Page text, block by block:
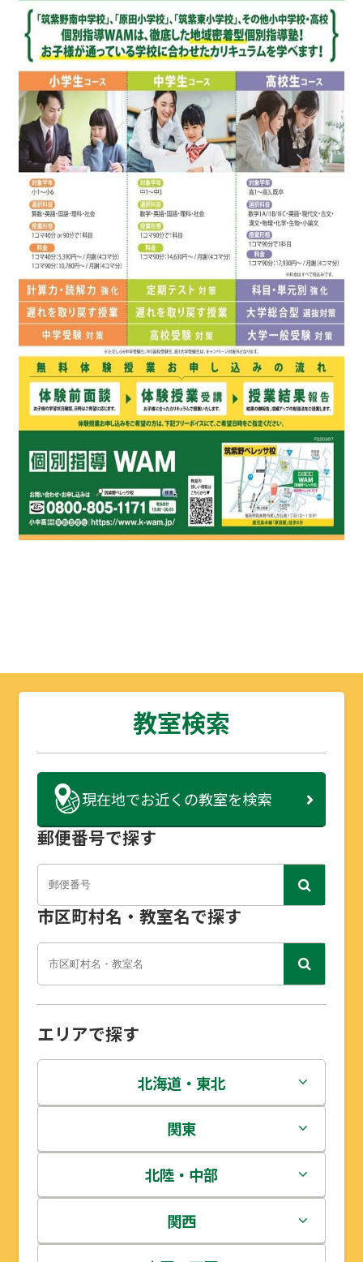
教室検索
現在地でお近くの教室を検索
郵便番号で探す
市区町村名・教室名で探す
エリアで探す
北海道・東北
北海道
青森県
岩手県
関東
茨城県
栃木県
北陸・中部
新潟県
関西